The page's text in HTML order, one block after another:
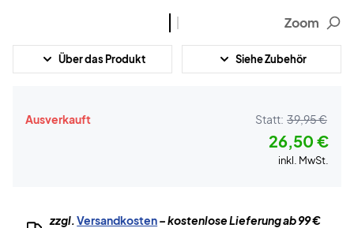
Zoom
Über das Produkt Siehe Zubehör
Ausverkauft Statt: 39,95 €
26,50 €
inkl. MwSt.
zzgl.Versandkosten– kostenlose Lieferung ab 99 €